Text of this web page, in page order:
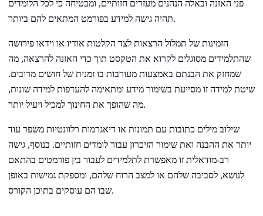
פני האזנה ובאלה הנהנים מעזרים חזותיים, ומבטיחה כי לכל הלומדים
תהיה גישה למידע בפורמט המתאים להם ביותר.
הזמינות של תמלול הרצאות לצד הקלטות אודיו או וידאו פירושה
שהתלמידים מסוגלים לקרוא את הטקסט תוך כדי האזנה להרצאה, מה
שמחזק את הבנתם באמצעות מעורבות בו זמנית של חושים מרובים.
שיטת למידה זו מסייעת בשימור מידע ומתאימה להעדפות למידה שונות,
מה שהופך את החינוך למכיל ויעיל יותר.
שילוב מילים כתובות עם תמונות או דיאגרמות רלוונטיות משפר עוד
יותר את ההבנה ואת שימור הזיכרון עבור לומדים חזותיים. בנוסף, גישה
רב-מודאלית זו מאפשרת לתלמידים לעבור בין פורמטים בהתאם
לנושא, לסביבה שלהם או למצב הרוח שלהם, ומספקת גמישות באופן
שבו הם עוסקים בתוכן הקורס.